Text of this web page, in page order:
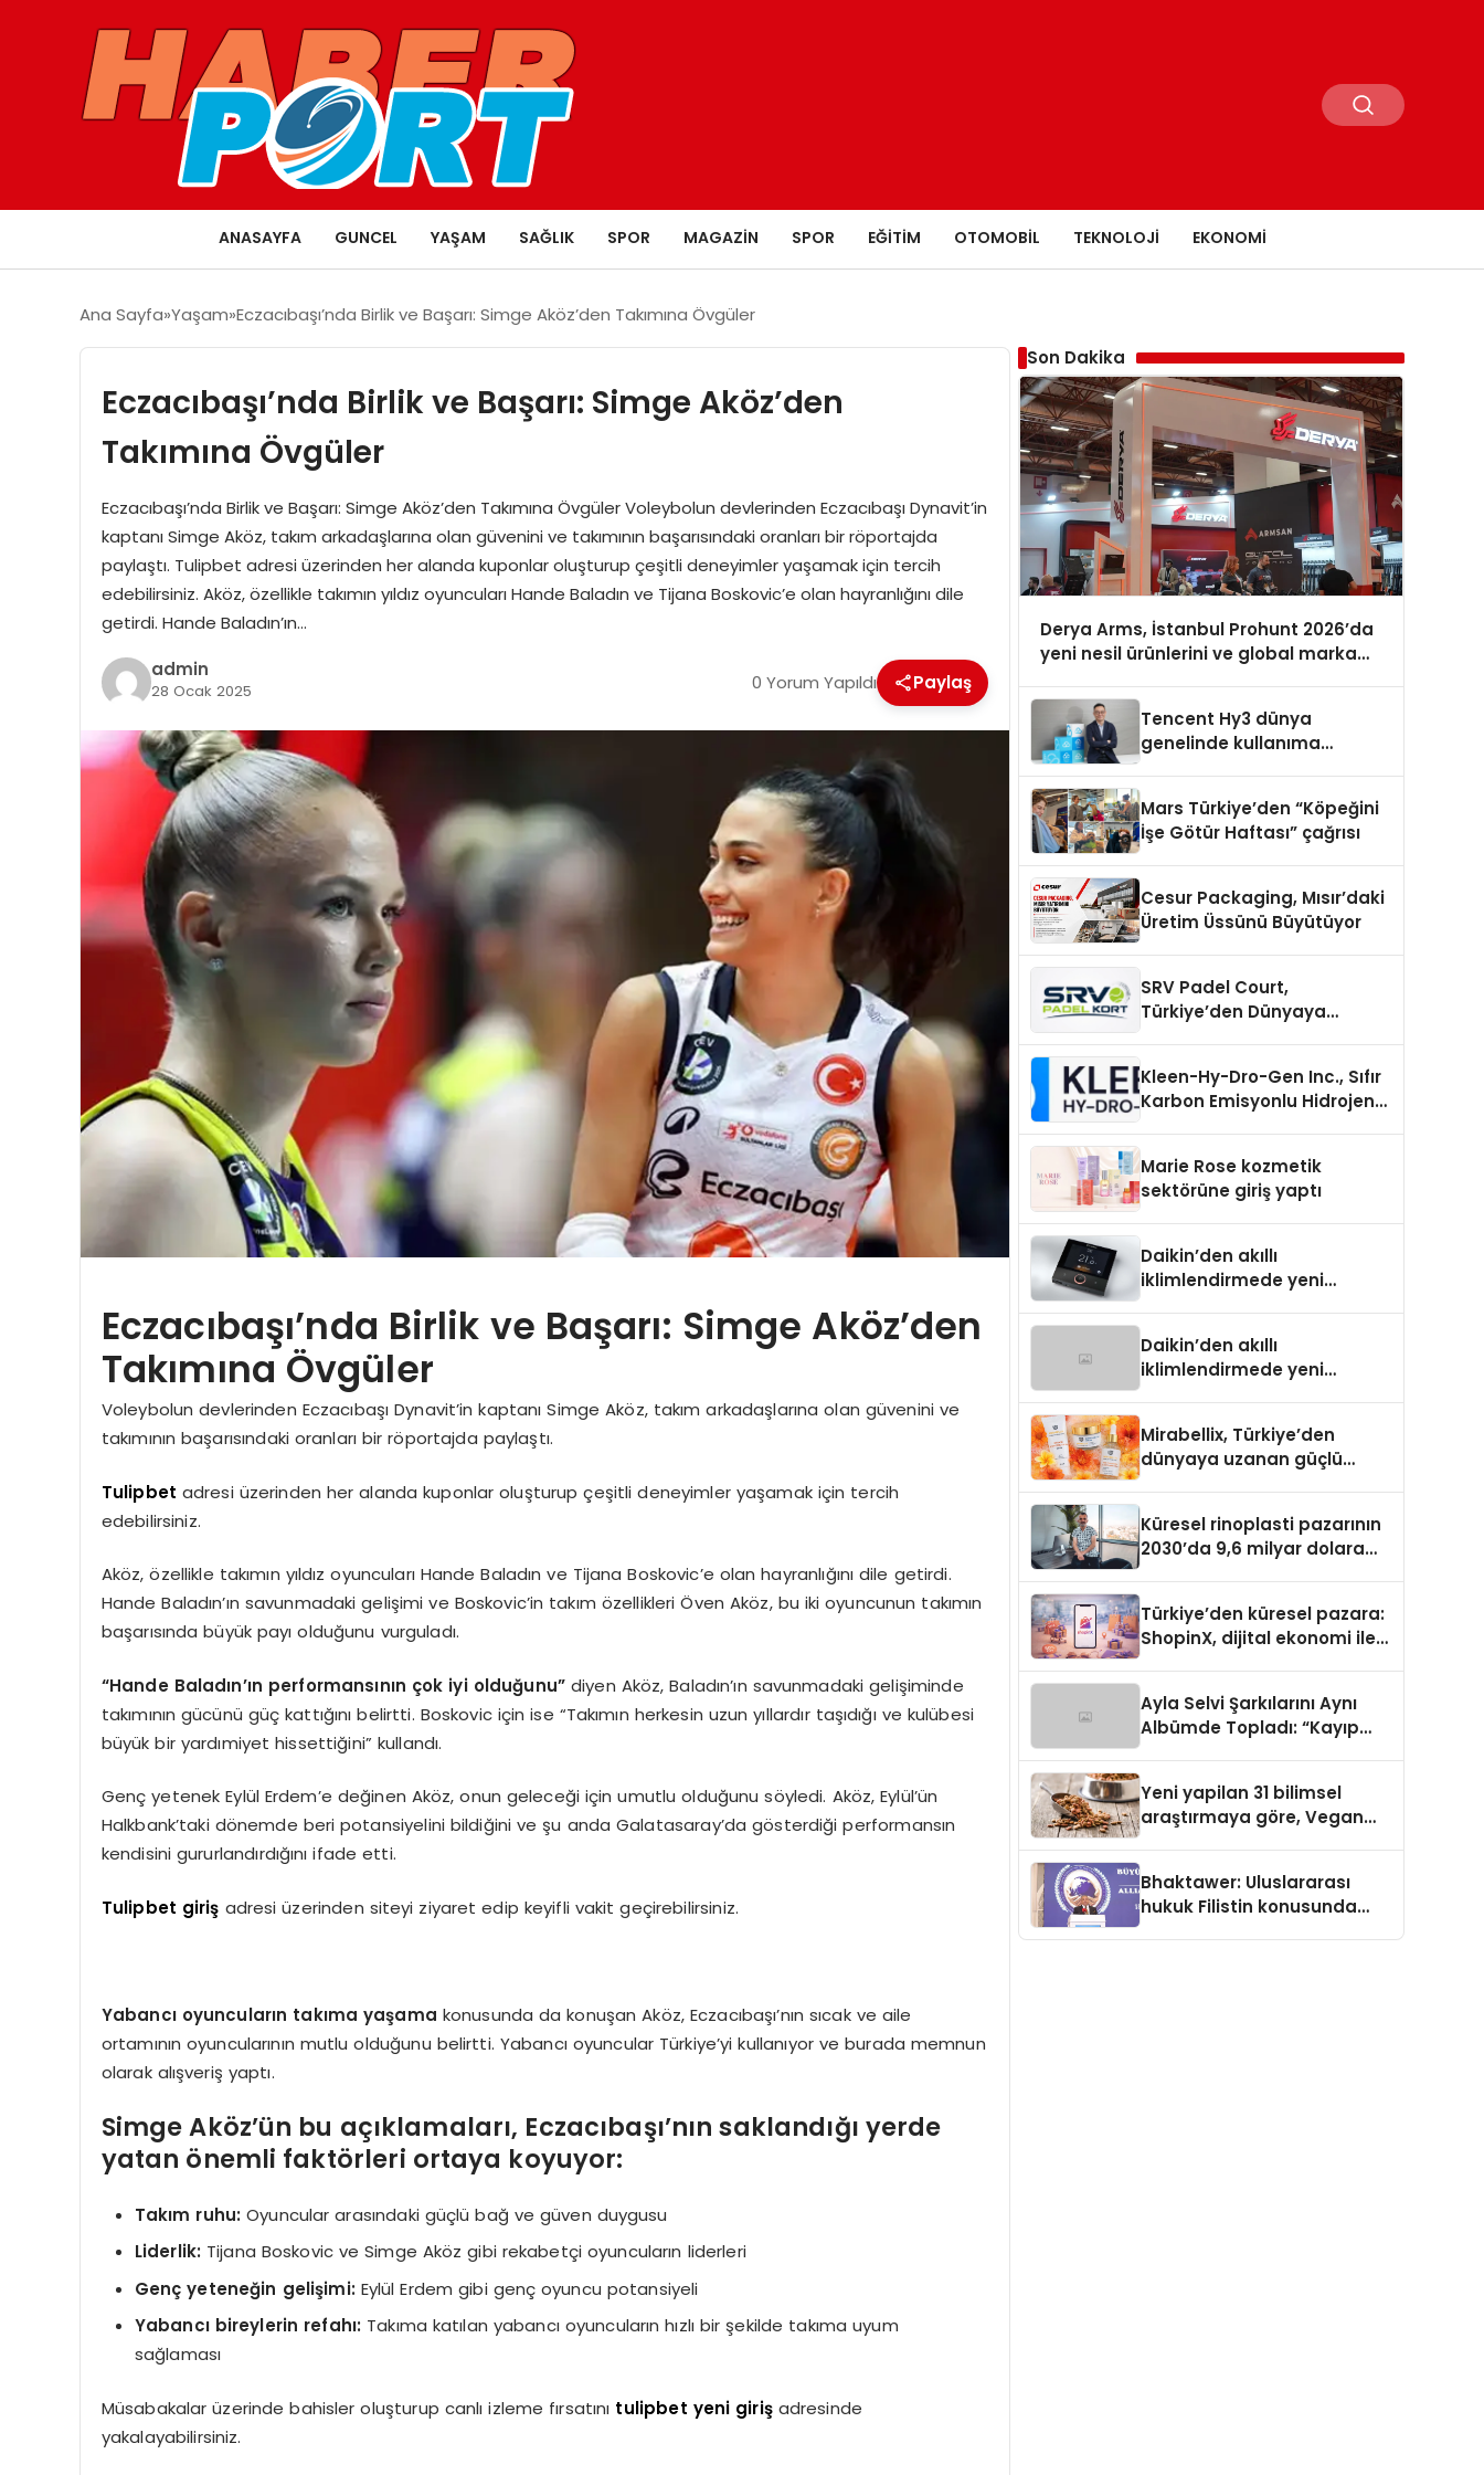
ANASAYFA GUNCEL YAŞAM SAĞLIK SPOR MAGAZIN SPOR EĞITIM OTOMOBIL TEKNOLOJI EKONOMI
Ana Sayfa Yaşam Eczacıbaşı’nda Birlik ve Başarı: Simge Aköz’den Takımına Övgüler
Eczacıbaşı’nda Birlik ve Başarı: Simge Aköz’den
Takımına Övgüler
Eczacıbaşı’nda Birlik ve Başarı: Simge Aköz’den Takımına Övgüler Voleybolun devlerinden Eczacıbaşı Dynavit’in
kaptanı Simge Aköz, takım arkadaşlarına olan güvenini ve takımının başarısındaki oranları bir röportajda
paylaştı. Tulipbet adresi üzerinden her alanda kuponlar oluşturup çeşitli deneyimler yaşamak için tercih
edebilirsiniz. Aköz, özellikle takımın yıldız oyuncuları Hande Baladın ve Tijana Boskovic’e olan hayranlığını dile
getirdi. Hande Baladın’ın…
admin
28 Ocak 2025 0 Yorum Yapıldı Paylaş
Eczacıbaşı’nda Birlik ve Başarı: Simge Aköz’den
Takımına Övgüler
Voleybolun devlerinden Eczacıbaşı Dynavit’in kaptanı Simge Aköz, takım arkadaşlarına olan güvenini ve
takımının başarısındaki oranları bir röportajda paylaştı.
Tulipbet adresi üzerinden her alanda kuponlar oluşturup çeşitli deneyimler yaşamak için tercih
edebilirsiniz.
Aköz, özellikle takımın yıldız oyuncuları Hande Baladın ve Tijana Boskovic’e olan hayranlığını dile getirdi.
Hande Baladın’ın savunmadaki gelişimi ve Boskovic’in takım özellikleri Öven Aköz, bu iki oyuncunun takımın
başarısında büyük payı olduğunu vurguladı.
“Hande Baladın’ın performansının çok iyi olduğunu” diyen Aköz, Baladın’ın savunmadaki gelişiminde
takımının gücünü güç kattığını belirtti. Boskovic için ise “Takımın herkesin uzun yıllardır taşıdığı ve kulübesi
büyük bir yardımiyet hissettiğini” kullandı.
Genç yetenek Eylül Erdem’e değinen Aköz, onun geleceği için umutlu olduğunu söyledi. Aköz, Eylül’ün
Halkbank’taki dönemde beri potansiyelini bildiğini ve şu anda Galatasaray’da gösterdiği performansın
kendisini gururlandırdığını ifade etti.
Tulipbet giriş adresi üzerinden siteyi ziyaret edip keyifli vakit geçirebilirsiniz.
Yabancı oyuncuların takıma yaşama konusunda da konuşan Aköz, Eczacıbaşı’nın sıcak ve aile
ortamının oyuncularının mutlu olduğunu belirtti. Yabancı oyuncular Türkiye’yi kullanıyor ve burada memnun
olarak alışveriş yaptı.
Simge Aköz’ün bu açıklamaları, Eczacıbaşı’nın saklandığı yerde
yatan önemli faktörleri ortaya koyuyor:
Takım ruhu:Oyuncular arasındaki güçlü bağ ve güven duygusu
Liderlik: Tijana Boskovic ve Simge Aköz gibi rekabetçi oyuncuların liderleri
Genç yeteneğin gelişimi: Eylül Erdem gibi genç oyuncu potansiyeli
Yabancı bireylerin refahı: Takıma katılan yabancı oyuncuların hızlı bir şekilde takıma uyum
sağlaması
Müsabakalar üzerinde bahisler oluşturup canlı izleme fırsatını tulipbet yeni girişadresinde
yakalayabilirsiniz.
Son Dakika
Derya Arms, İstanbul Prohunt 2026’da
yeni nesil ürünlerini ve global marka
Tencent Hy3 dünya
genelinde kullanıma
Mars Türkiye’den “Köpeğini
İşe Götür Haftası” çağrısı
Cesur Packaging, Mısır’daki
Üretim Üssünü Büyütüyor
SRV Padel Court,
Türkiye’den Dünyaya
Kleen-Hy-Dro-Gen Inc., Sıfır
Karbon Emisyonlu Hidrojen
Aldı
Marie Rose kozmetik
sektörüne giriş yaptı
Daikin’den akıllı
iklimlendirmede yeni
Daikin’den akıllı
iklimlendirmede yeni
Mirabellix, Türkiye’den
dünyaya uzanan güçlü
Küresel rinoplasti pazarının
2030’da 9,6 milyar dolara
Türkiye’den küresel pazara:
ShopinX, dijital ekonomi ile
Ayla Selvi Şarkılarını Aynı
Albümde Topladı: “Kayıp
Yeni yapilan 31 bilimsel
araştırmaya göre, Vegan
Sindirildiğini Ortaya Koydu
Bhaktawer: Uluslararası
hukuk Filistin konusunda